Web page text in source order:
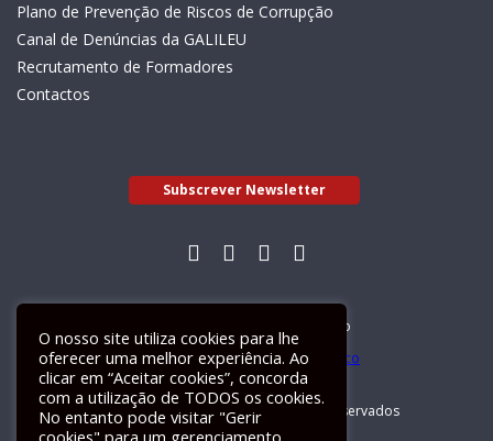
Plano de Prevenção de Riscos de Corrupção
Canal de Denúncias da GALILEU
Recrutamento de Formadores
Contactos
Subscrever Newsletter
Livro de Reclamações Electrónico
GALILEU 2026 © Todos os direitos reservados
O nosso site utiliza cookies para lhe
oferecer uma melhor experiência. Ao
clicar em “Aceitar cookies”, concorda
com a utilização de TODOS os cookies.
No entanto pode visitar "Gerir
cookies" para um gerenciamento